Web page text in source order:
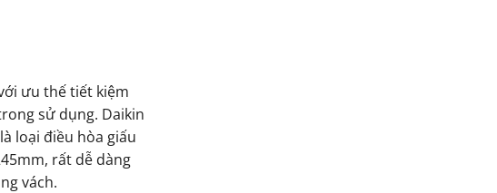
ưu thế tiết kiệm
sử dụng. Daikin
loại điều hòa giấu
rất dễ dàng
vách.